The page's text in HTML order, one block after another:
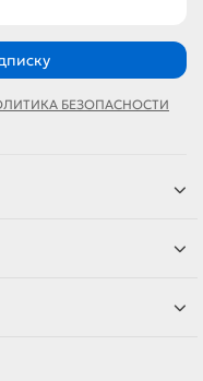
БЕЗОПАСНОСТИ